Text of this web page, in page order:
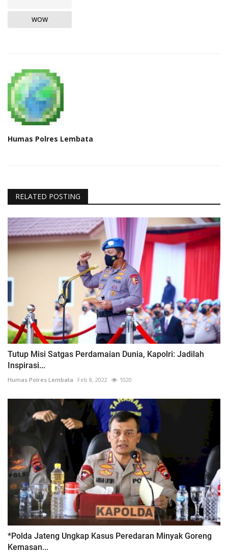
WOW
Humas Polres Lembata
RELATED POSTING
Tutup Misi Satgas Perdamaian Dunia, Kapolri: Jadilah
Inspirasi...
Humas Polres Lembata Feb 8, 2022 1020
*Polda Jateng Ungkap Kasus Peredaran Minyak Goreng
Kemasan...